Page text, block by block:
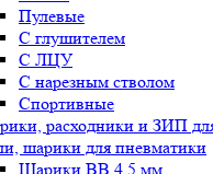
Пулевые
С глушителем
С ЛЦУ
С нарезным стволом
Спортивные
расходники и ЗИП
шарики для пневматики
Шарики BB 4,5 мм